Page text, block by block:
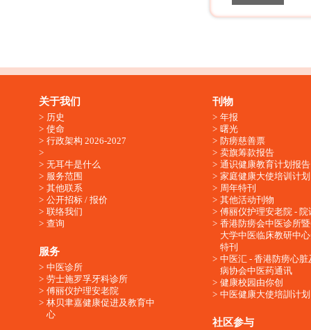
关于我们
历史
使命
行政架构 2026-2027
无耳牛是什么
服务范围
其他联系
公开招标 / 报价
联络我们
查询
服务
中医诊所
劳士施罗孚牙科诊所
傅丽仪护理安老院
林贝聿嘉健康促进及教育中
心
刊物
年报
曙光
防痨慈善票
卖旗筹款报告
通识健康教育计划报告
家庭健康大使培训计划
周年特刊
其他活动刊物
傅丽仪护理安老院 - 院
香港防痨会中医诊所
大学中医临床教研中
特刊
中医汇 - 香港防痨心脏
病协会中医药通讯
健康校园由你创
中医健康大使培訓计划
社区参与